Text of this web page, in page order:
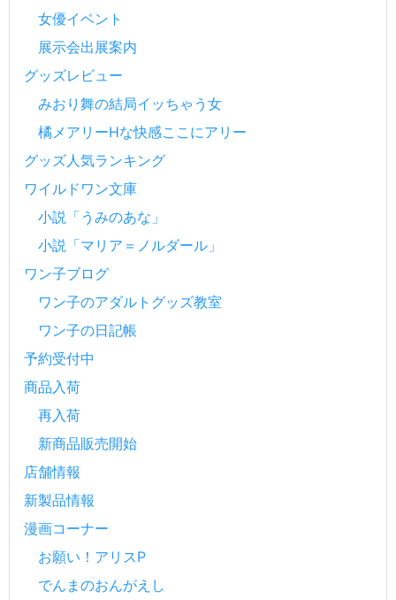
女優イベント
展示会出展案内
グッズレビュー
みおり舞の結局イッちゃう女
橘メアリーHな快感ここにアリー
グッズ人気ランキング
ワイルドワン文庫
小説「うみのあな」
小説「マリア＝ノルダール」
ワン子ブログ
ワン子のアダルトグッズ教室
ワン子の日記帳
予約受付中
商品入荷
再入荷
新商品販売開始
店舗情報
新製品情報
漫画コーナー
お願い！アリスP
でんまのおんがえし